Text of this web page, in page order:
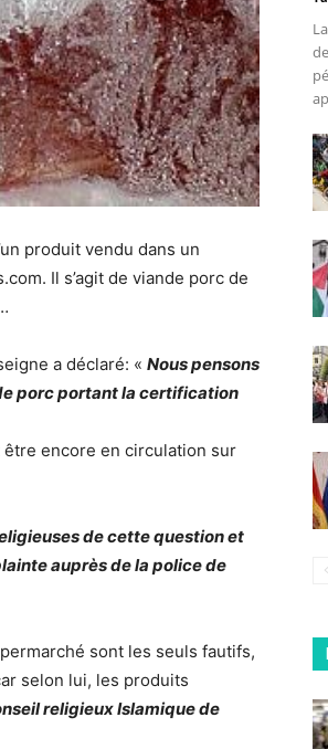
produit vendu dans un
Il s’agit de viande porc de
a déclaré: « Nous pensons
porc portant la certification
être encore en circulation sur
de cette question et
auprès de la police de
sont les seuls fautifs,
selon lui, les produits
religieux Islamique de